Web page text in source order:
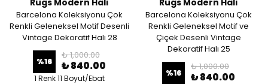
Rugs Modern Halı
Barcelona Koleksiyonu Çok
Renkli Geleneksel Motif Desenli
Vintage Dekoratif Halı 28
%16
₺ 1,000.00
₺ 840.00
1 Renk 11 Boyut/Ebat
Rugs Modern Halı
Barcelona Koleksiyonu Çok
Renkli Geleneksel Motif ve
Çiçek Desenli Vintage
Dekoratif Halı 25
%16
₺ 1,000.00
₺ 840.00